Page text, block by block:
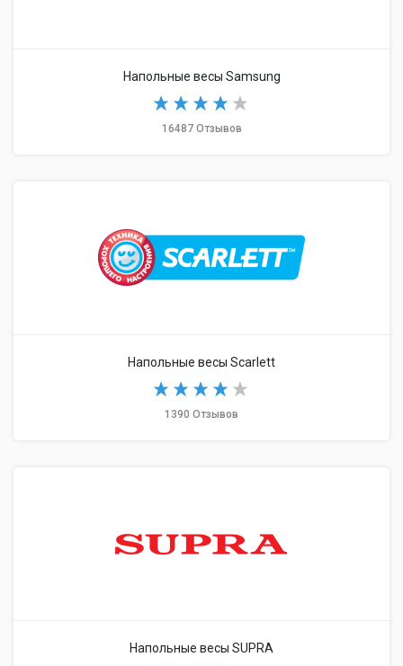
Напольные весы Samsung
16487 Отзывов
Напольные весы Scarlett
1390 Отзывов
Напольные весы SUPRA